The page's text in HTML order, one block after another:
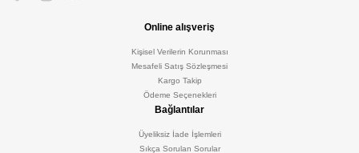
Online alışveriş
Kişisel Verilerin Korunması
Mesafeli Satış Sözleşmesi
Kargo Takip
Ödeme Seçenekleri
Bağlantılar
Üyeliksiz İade İşlemleri
Sıkça Sorulan Sorular